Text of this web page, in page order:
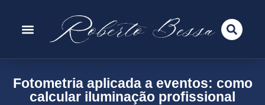
Fotometria aplicada a eventos: como
calcular iluminação profissional